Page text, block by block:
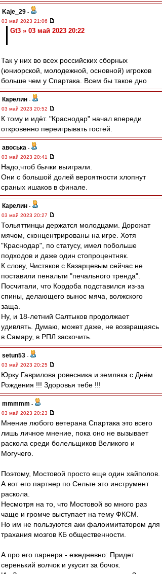
Kaje_29 -
03 май 2023 21:06
Gt3 » 03 май 2023 20:22
Так у них во всех российских сборных
(юниорской, молодежной, основной) игроков
больше чем у Спартака. Всем бы такое дно
Карелин -
03 май 2023 20:52
К тому и идёт. "Краснодар" начал впереди
откровенно переигрывать гостей.
авоська -
03 май 2023 20:41
Надо,чтоб бычки выиграли.
Они с большой долей вероятности хлопнут
сраных ишаков в финале.
Карелин -
03 май 2023 20:27
Тольяттинцы держатся молодцами. Дорожат
мячом, сконцентрированы на игре. Хотя
"Краснодар", по статусу, имел побольше
подходов и даже один стопроцентняк.
К слову, Чистяков с Казарцевым сейчас не
поставили пенальти "печального тренда".
Посчитали, что Кордоба подставился из-за
спины, делающего вынос мяча, волжского
заща.
Ну, и 18-летний Салтыков продолжает
удивлять. Думаю, может даже, не возвращаясь
в Самару, в РПЛ заскочить.
setun53 -
03 май 2023 20:25
Юрку Гаврилова ровесника и земляка с Днём
Рождения !!! Здоровья тебе !!!
mmmmm -
03 май 2023 20:23
Мнение любого ветерана Спартака это всего
лишь личное мнение, пока оно не вызывает
раскола среди болельщиков Великого и
Могучего.
Поэтому, Мостовой просто еще один хайполов.
А вот его партнер по Сельте это инструмент
раскола.
Несмотря на то, что Мостовой во много раз
чаще и громче выступает на тему ФКСМ.
Но им не пользуются аки фалоимитатором для
трахания мозгов КБ общественности.
А про его парнера - ежедневно: Придет
серенький волчок и укусит за бочок.